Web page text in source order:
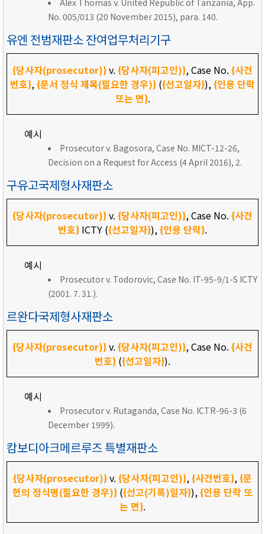
Alex Thomas v. United Republic of Tanzania, App.
No. 005/013 (20 November 2015), para. 140.
유엔 전범재판소 잔여업무처리기구
{당사자(prosecutor)}v. {당사자(피고인)}, Case No. {사건
번호},{문서 정식 제목(필요한 경우)} ({선고일자}),{인용 단락
또는 면}.
예시
Prosecutor v. Bagosora, Case No. MICT-12-26,
Decision on a Request for Access (4 April 2016), 2.
구유고국제형사재판소
{당사자(prosecutor)}v. {당사자(피고인)}, Case No. {사건
번호} ICTY ({선고일자}),{인용 단락}.
예시
Prosecutor v. Todorovic, Case No. IT-95-9/1-S ICTY
(2001. 7. 31.).
르완다국제형사재판소
{당사자(prosecutor)}v. {당사자(피고인)}, Case No. {사건
번호} ({선고일자}).
예시
Prosecutor v. Rutaganda, Case No. ICTR-96-3 (6
December 1999).
캄보디아크메르루즈 특별재판소
{당사자(prosecutor)}v. {당사자(피고인)},{사건번호},{문
헌의 정식명(필요한 경우)} ({선고(기록)일자}),{인용 단락 또
는 면}.